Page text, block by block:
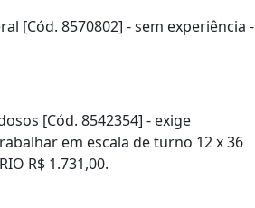
[Cód. 8570802] - sem experiência -
[Cód. 8542354] - exige
em escala de turno 12 x 36
R$ 1.731,00.